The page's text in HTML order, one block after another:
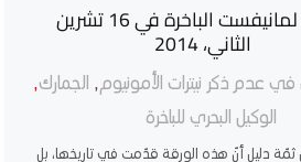
مرفق لمانيفست الباخرة في 16 تشرين
الثاني، 2014
في عدم ذكر نيترات الأمونيوم, الجمارك,
الوكيل البحري للباخرة
دليل أنّ هذه الورقة قدّمت في تاريخها، بل